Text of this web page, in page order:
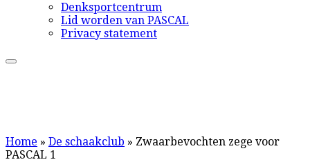
Denksportcentrum
Lid worden van PASCAL
Privacy statement
Home » De schaakclub » Zwaarbevochten zege voor
PASCAL 1